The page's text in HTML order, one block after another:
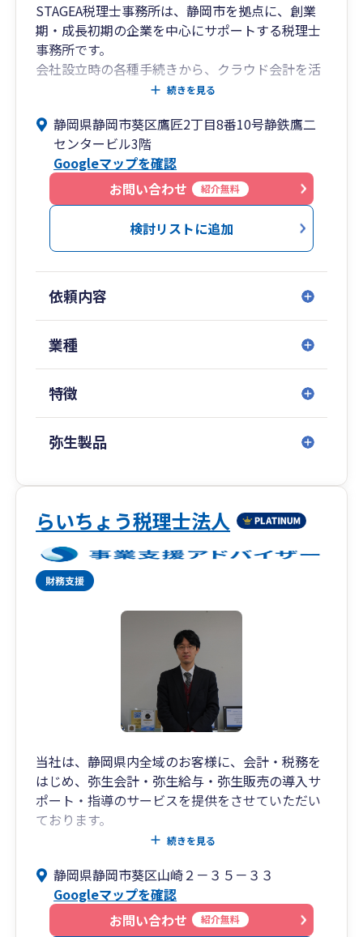
税金と会計って難しいですよね。。。
私たちの仕事は、いかに「難しいことをわかりや
すく」するかが重要だと考えています。
難しい専門用語をできる限り無くし、回りくどい
内容をシンプルに説明することで、「日本一わか
りやすい税理士」を目指しています。
また、近年はＩＴやＡＩが発達し、経理業務が大
幅に変化しています。
クラウド会計、ＯＣＲ、クラウドサーバー、ビジ
ネスチャット、リモートシステムなど、新しい技
術がどんどん出てきています。
未だに会計ソフトを手入力している方、会計帳簿
や伝票を手書きで作成している方、業務改善のチ
ャンスです。
祖父や父のような中小企業の社長を助けたい、と
もに走りたいと考え、税理士になりました。
目の前のお客様やスタッフと全力で向き合い、
「夢」を共有し、ひとりひとりの幸せを実現して
いく経営者として、最高のＩＴ税理士法人を導い
ていきたいと考えています。
STAGEA税理士事務所は、静岡市を拠点に、創業
期・成長初期の企業を中心にサポートする税理士
事務所です。
会社設立時の各種手続きから、クラウド会計を活
用した経理体制の構築、資金繰りや税務面の整理
ルで支援しています。
創業期は判断すべきことが多く、税務や会計が後
回しになりがちです。
当事務所では、単なる申告業務にとどまらず、経
営の現状を数字で可視化し、次の一手を考えるた
めの土台づくりを重視しています。大手税理士法
ご相談はオンラインにも対応しており、場所を問
わずスピーディーなやり取りが可能です。
続きを見る
静岡県静岡市葵区鷹匠2丁目8番10号静鉄鷹二
センタービル3階
Googleマップを確認
お問い合わせ
紹介無料
検討リストに追加
依頼内容
業種
特徴
弥生製品
らいちょう税理士法人
当社は、静岡県内全域のお客様に、会計・税務を
はじめ、弥生会計・弥生給与・弥生販売の導入サ
ポート・指導のサービスを提供をさせていただい
ております。
四半期ごとの経営状況確認や、職員全員での決算
な視点から、全てのお客様を職員全員でサポート
します。
続きを見る
静岡県静岡市葵区山崎２－３５－３３
Googleマップを確認
お問い合わせ
紹介無料